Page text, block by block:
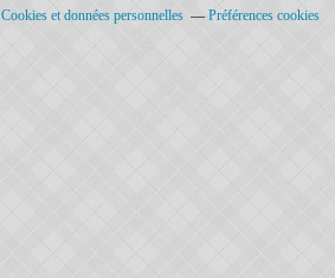
Cookies et données personnelles Préférences cookies